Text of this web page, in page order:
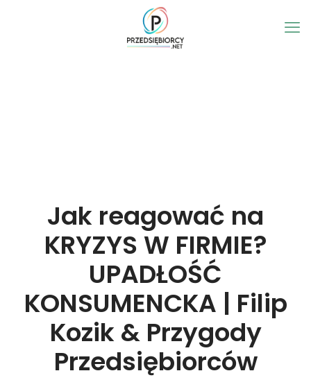
Jak reagować na
KRYZYS W FIRMIE?
UPADŁOŚĆ
KONSUMENCKA | Filip
Kozik & Przygody
Przedsiębiorców